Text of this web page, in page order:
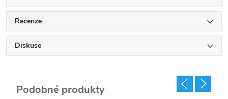
Recenze
Diskuse